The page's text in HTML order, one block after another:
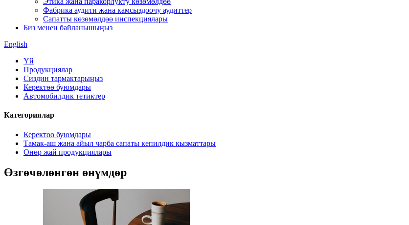
Фабрика аудити жана камсыздоочу аудиттер
Сапатты көзөмөлдөө инспекциялары
Биз менен байланышыңыз
English
Үй
Продукциялар
Сиздин тармактарыңыз
Керектөө буюмдары
Автомобилдик тетиктер
Категориялар
Керектөө буюмдары
Тамак-аш жана айыл чарба сапаты кепилдик кызматтары
Өнөр жай продукциялары
Өзгөчөлөнгөн өнүмдөр